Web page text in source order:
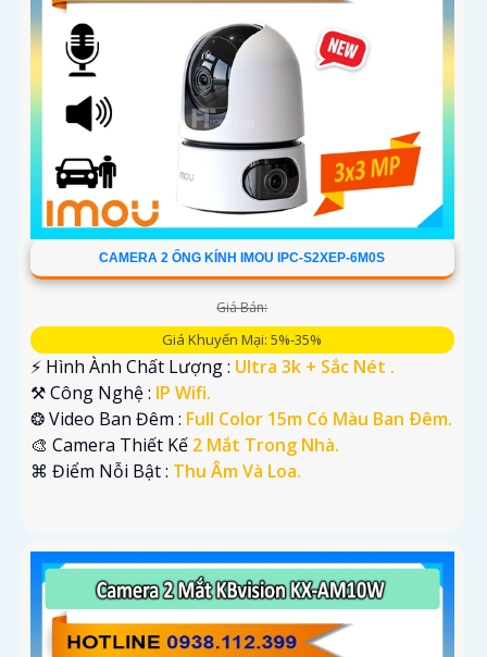
CAMERA 2 ỐNG KÍNH IMOU IPC-S2XEP-6M0S
Giá Bán:
Giá Khuyến Mại: 5%-35%
️⚡ Hình Ành Chất Lượng : Ultra 3k + Sắc Nét .
⚒ Công Nghệ : IP Wifi.
❂ Video Ban Đêm : Full Color 15m Có Màu Ban Ðêm.
🎨 Camera Thiết Kế 2 Mắt Trong Nhà.
️⌘ Điểm Nỗi Bật : Thu Âm Và Loa.